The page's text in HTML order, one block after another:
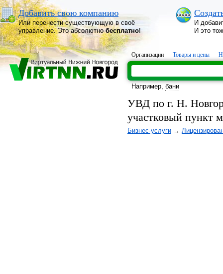
Добавить свою компанию
Или перенести существующую в своё
управление. Это абсолютнобесплатно!
И
И это
Организации Товары и цены
Например, бани
УВД по г. Н.
участковый пункт
Бизнес-услуги →